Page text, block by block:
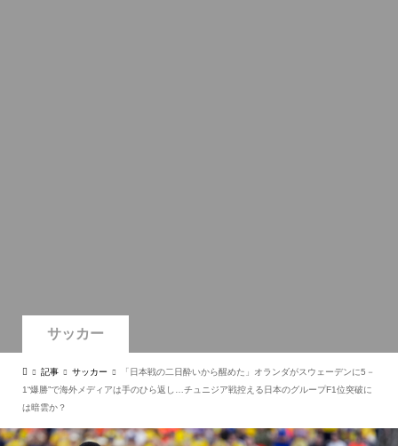
サッカー
記事 サッカー
「日本戦の二日酔いから醒めた」オランダがスウェーデンに5－
1“爆勝”で海外メディアは手のひら返し…チュニジア戦控える日本のグループF1位突破に
は暗雲か？